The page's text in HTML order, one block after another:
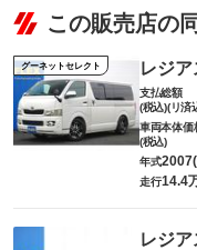
この販売店の
グーネットセレクト レジ
支払総額
(税込)(リ済
車両本体価
(税込)
年式
走行14.4
レジ